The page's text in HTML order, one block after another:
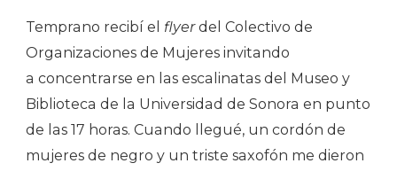
Temprano recibí el flyerdel Colectivo de
Organizaciones de Mujeres invitando
a concentrarse en las escalinatas del Museo y
Biblioteca de la Universidad de Sonora en punto
de las 17 horas. Cuando llegué, un cordón de
mujeres de negro y un triste saxofón me dieron